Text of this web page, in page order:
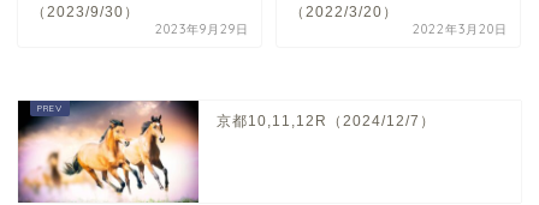
（2023/9/30）
2023年9月29日
（2022/3/20）
2022年3月20日
京都10,11,12R（2024/12/7）